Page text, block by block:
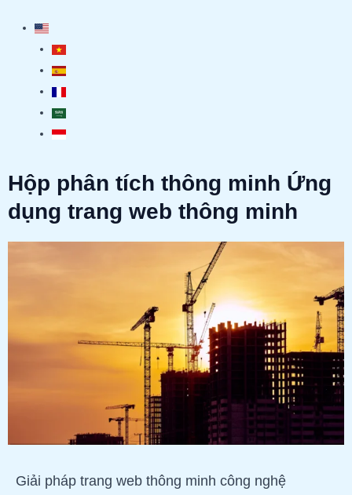
Hộp phân tích thông minh Ứng
dụng trang web thông minh
Giải pháp trang web thông minh công nghệ